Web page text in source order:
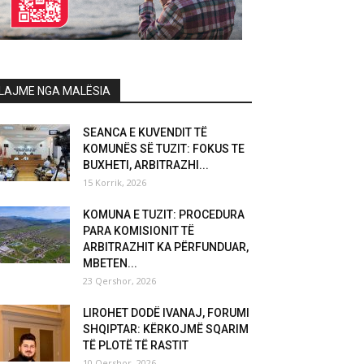
NGA MALËSIA
SEANCA E KUVENDIT TË
KOMUNËS SË TUZIT: FOKUS TE
BUXHETI, ARBITRAZHI...
15 Korrik, 2026
KOMUNA E TUZIT: PROCEDURA
PARA KOMISIONIT TË
ARBITRAZHIT KA PËRFUNDUAR,
MBETEN...
23 Qershor, 2026
LIROHET DODË IVANAJ, FORUMI
SHQIPTAR: KËRKOJMË SQARIM
TË PLOTË TË RASTIT